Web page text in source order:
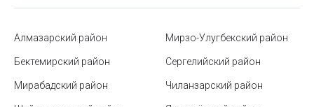
Расстояния между городами Узбекистана
Как проверить задолженность перед выездом из
Какие языки чаще всего выбирают на филфаке
Алмазарский район
Бектемирский район
Мирабадский район
Мирзо-Улугбекский район
Сергелийский район
Чиланзарский район